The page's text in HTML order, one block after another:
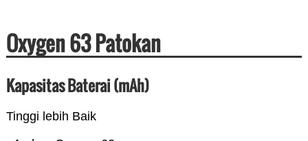
Oxygen 63 Patokan
Kapasitas Baterai (mAh)
Tinggi lebih Baik